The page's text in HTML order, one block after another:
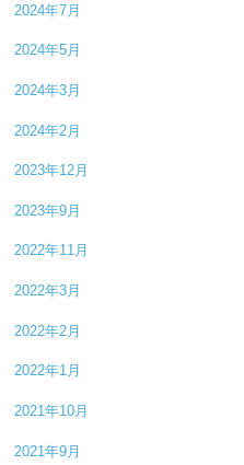
2024年7月
2024年5月
2024年3月
2024年2月
2023年12月
2023年9月
2022年11月
2022年3月
2022年2月
2022年1月
2021年10月
2021年9月